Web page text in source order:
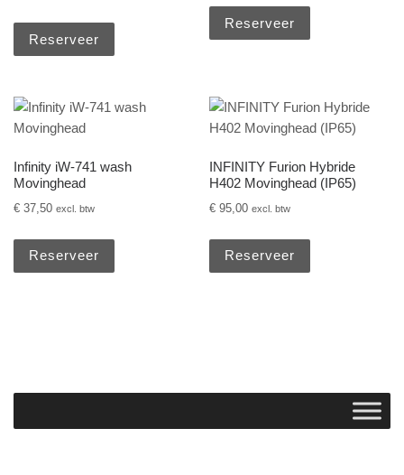
Reserveer
Reserveer
Infinity iW-741 wash
Movinghead
€ 37,50 excl. btw
Reserveer
INFINITY Furion Hybride
H402 Movinghead (IP65)
€ 95,00 excl. btw
Reserveer